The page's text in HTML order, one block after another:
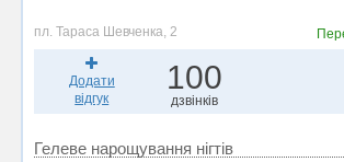
пл. Тараса Шевченка, 2
Додати
відгук
100
дзвінків
Гелеве нарощування нігтів